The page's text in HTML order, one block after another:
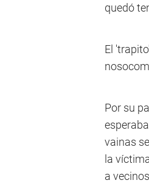
quedó
El
Por su
vainas
la
a